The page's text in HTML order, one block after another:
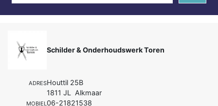
Schilder & Onderhoudswerk Toren
ADRESHouttil 25B
1811 JL Alkmaar
MOBIEL06-21821538